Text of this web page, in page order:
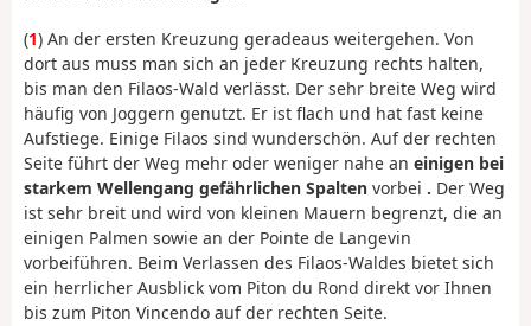
(1) An der ersten Kreuzung geradeaus weitergehen. Von
dort aus muss man sich an jeder Kreuzung rechts halten,
bis man den Filaos-Wald verlässt. Der sehr breite Weg wird
häufig von Joggern genutzt. Er ist flach und hat fast keine
Aufstiege. Einige Filaos sind wunderschön. Auf der rechten
Seite führt der Weg mehr oder weniger nahe an einigen bei
starkem Wellengang gefährlichen Spalten vorbei . Der Weg
ist sehr breit und wird von kleinen Mauern begrenzt, die an
einigen Palmen sowie an der Pointe de Langevin
vorbeiführen. Beim Verlassen des Filaos-Waldes bietet sich
ein herrlicher Ausblick vom Piton du Rond direkt vor Ihnen
bis zum Piton Vincendo auf der rechten Seite.